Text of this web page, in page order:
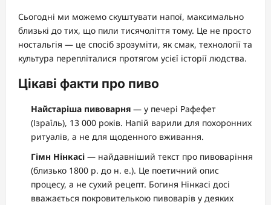
Сьогодні ми можемо скуштувати напої, максимально
близькі до тих, що пили тисячоліття тому. Це не просто
ностальгія — це спосіб зрозуміти, як смак, технології та
культура перепліталися протягом усієї історії людства.
Цікаві факти про пиво
Найстаріша пивоварня — у печері Рафефет
(Ізраїль), 13 000 років. Напій варили для похоронних
ритуалів, а не для щоденного вживання.
Гімн Нінкасі — найдавніший текст про пивоваріння
(близько 1800 р. до н. е.). Це поетичний опис
процесу, а не сухий рецепт. Богиня Нінкасі досі
вважається покровителькою пивоварів у деяких